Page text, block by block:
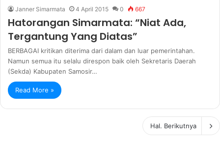
Janner Simarmata 4 April 2015 0 667
Hatorangan Simarmata: “Niat Ada,
Tergantung Yang Diatas”
BERBAGAI kritikan diterima dari dalam dan luar pemerintahan.
Namun semua itu selalu direspon baik oleh Sekretaris Daerah
(Sekda) Kabupaten Samosir…
Read More »
Hal. Berikutnya